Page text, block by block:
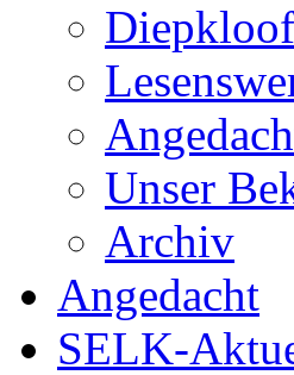
Diepkloof
Unser
Archiv
Angedacht
SELK-